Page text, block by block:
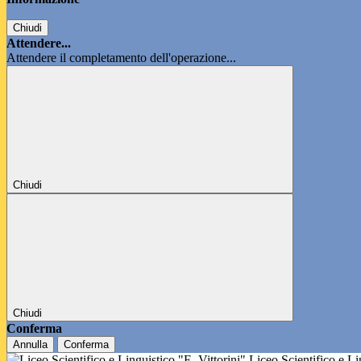
Chiudi
Attendere...
Attendere il completamento dell'operazione...
Chiudi
Chiudi
Conferma
Annulla Conferma